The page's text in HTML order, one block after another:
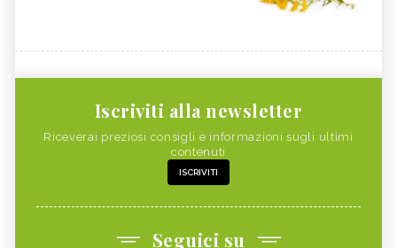
Iscriviti alla newsletter
Riceverai preziosi consigli e informazioni sugli ultimi
contenuti
ISCRIVITI
Seguici su